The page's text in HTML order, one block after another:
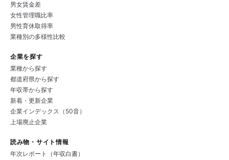
男女賃金差
女性管理職比率
男性育休取得率
業種別の多様性比較
企業を探す
業種から探す
都道府県から探す
年収帯から探す
新着・更新企業
企業インデックス（50音）
上場廃止企業
読み物・サイト情報
年次レポート（年収白書）